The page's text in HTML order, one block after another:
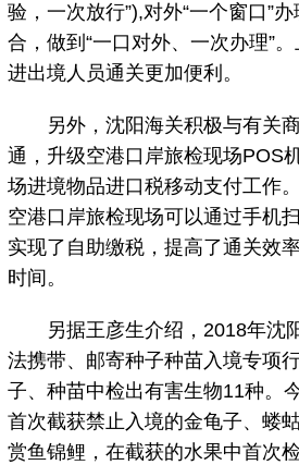
验，一次放行”),对外“一个窗口”
合，做到“一口对外、一次办理”
进出境人员通关更加便利。
另外，沈阳海关积极与有关商
通，升级空港口岸旅检现场POS
场进境物品进口税移动支付工作
空港口岸旅检现场可以通过手机
实现了自助缴税，提高了通关效
时间。
另据王彦生介绍，2018年沈
法携带、邮寄种子种苗入境专项
子、种苗中检出有害生物11种。
首次截获禁止入境的金龟子、蝼
赏鱼锦鲤，在截获的水果中首次